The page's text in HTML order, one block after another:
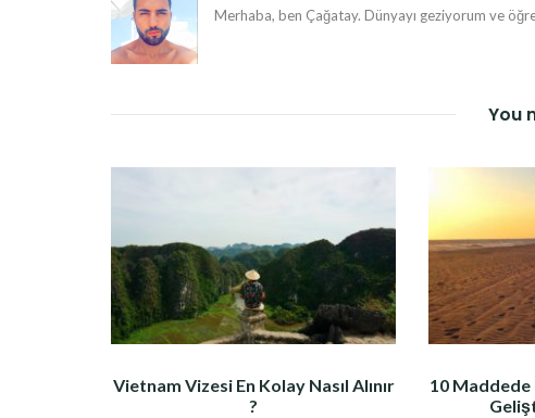
Merhaba, ben Çağatay. Dünyayı geziyorum ve
You
Vietnam Vizesi En Kolay Nasıl Alınır
?
10